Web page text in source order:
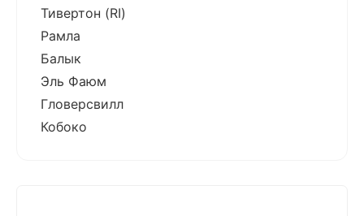
Тивертон (RI)
Рамла
Балык
Эль Фаюм
Гловерсвилл
Кобоко